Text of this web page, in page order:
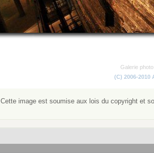
Galerie
(C) 2006-2010
Cette image est soumise aux lois du copyright et